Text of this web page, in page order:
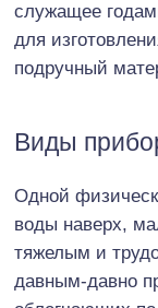
служащее
для
подручный
Виды
Одной
воды наверх,
тяжелым и
давным-давно